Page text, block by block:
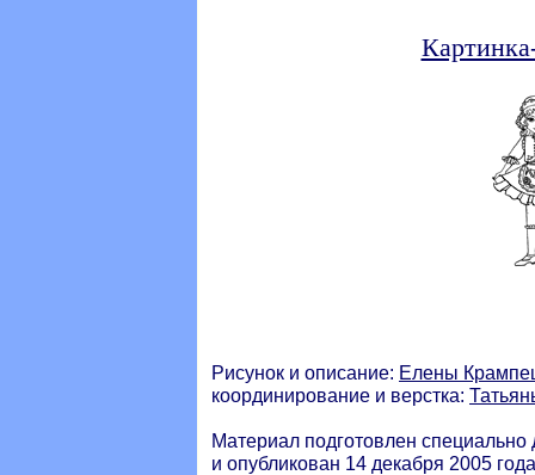
Рисунок и описание: Елены
координирование и верстка:
Материал подготовлен специально
и опубликован 14 декабря 2005